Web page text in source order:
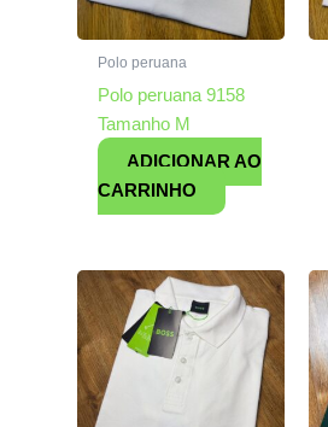
Polo peruana
Polo peruana 9158
Tamanho M
ADICIONAR AO
CARRINHO